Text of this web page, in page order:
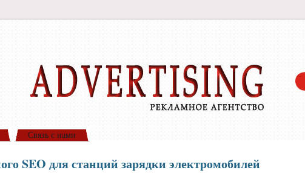
Связь с нами
SEO для станций зарядки электромобилей